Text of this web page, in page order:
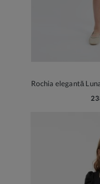
Rochia elegantă